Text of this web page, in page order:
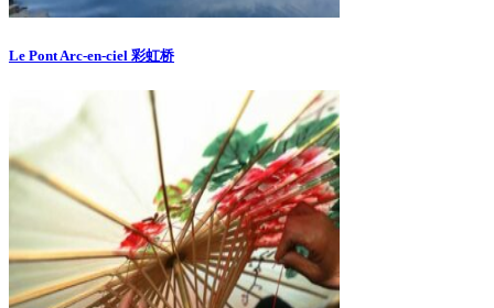
Le Pont Arc-en-ciel 彩虹桥